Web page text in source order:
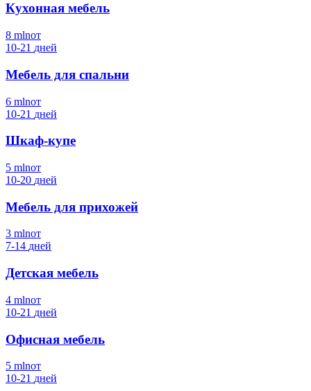
Кухонная мебель
8 mlnот
10-21 дней
Мебель для спальни
6 mlnот
10-21 дней
Шкаф-купе
5 mlnот
10-20 дней
Мебель для прихожей
3 mlnот
7-14 дней
Детская мебель
4 mlnот
10-21 дней
Офисная мебель
5 mlnот
10-21 дней